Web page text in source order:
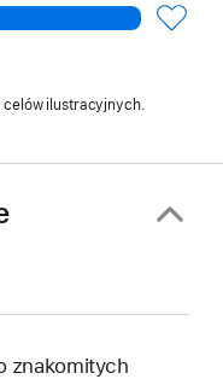
celów ilustracyjnych.
znakomitych